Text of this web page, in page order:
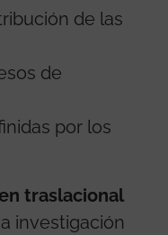
de las
de
por los
traslacional
investigación